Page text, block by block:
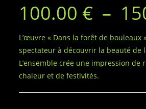
100.00 € –
L’œuvre « Dans la forêt de
spectateur à découvrir la beauté de
L’ensemble crée une impression de
chaleur et de festivités.